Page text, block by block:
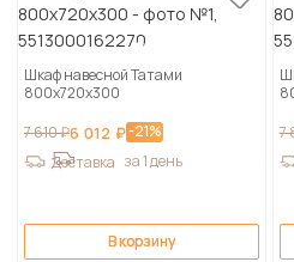
Шкаф навесной Татами
800х720х300
7 610 ₽6 012 ₽-21%
Доставка за 1 день
В корзину
7